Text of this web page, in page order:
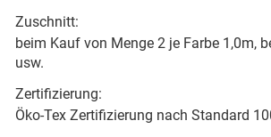
Zuschnitt:
beim Kauf von Menge 2 je Farbe 1,0m,
usw.
Zertifizierung:
Öko-Tex Zertifizierung nach Standard